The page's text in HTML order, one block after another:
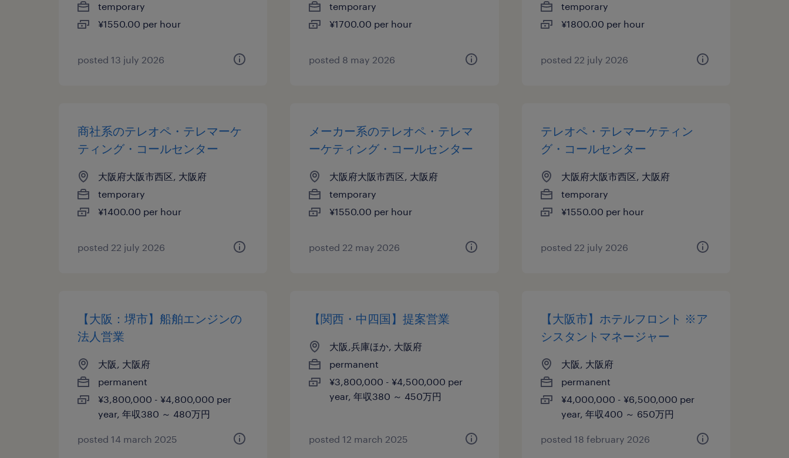
temporary
¥1550.00 per hour
posted 13 july 2026
temporary
¥1700.00 per hour
posted 8 may 2026
temporary
¥1800.00 per hour
posted 22 july 2026
商社系のテレオペ・テレマーケ
ティング・コールセンター
大阪府大阪市西区, 大阪府
temporary
¥1400.00 per hour
posted 22 july 2026
メーカー系のテレオペ・テレマ
ーケティング・コールセンター
大阪府大阪市西区, 大阪府
temporary
¥1550.00 per hour
posted 22 may 2026
テレオペ・テレマーケティン
グ・コールセンター
大阪府大阪市西区, 大阪府
temporary
¥1550.00 per hour
posted 22 july 2026
【大阪：堺市】船舶エンジンの
法人営業
大阪, 大阪府
permanent
¥3,800,000 - ¥4,800,000 per
year, 年収380 ～ 480万円
posted 14 march 2025
【関西・中四国】提案営業
大阪,兵庫ほか, 大阪府
permanent
¥3,800,000 - ¥4,500,000 per
year, 年収380 ～ 450万円
posted 12 march 2025
【大阪市】ホテルフロント ※ア
シスタントマネージャー
大阪, 大阪府
permanent
¥4,000,000 - ¥6,500,000 per
year, 年収400 ～ 650万円
posted 18 february 2026